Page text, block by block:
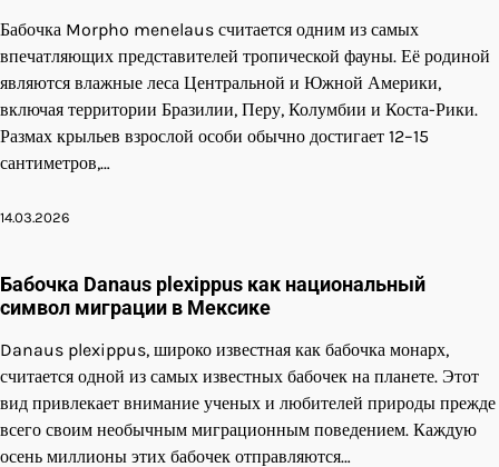
Бабочка Morpho menelaus считается одним из самых
впечатляющих представителей тропической фауны. Её родиной
являются влажные леса Центральной и Южной Америки,
включая территории Бразилии, Перу, Колумбии и Коста-Рики.
Размах крыльев взрослой особи обычно достигает 12–15
сантиметров,…
14.03.2026
Бабочка Danaus plexippus как национальный
символ миграции в Мексике
Danaus plexippus, широко известная как бабочка монарх,
считается одной из самых известных бабочек на планете. Этот
вид привлекает внимание ученых и любителей природы прежде
всего своим необычным миграционным поведением. Каждую
осень миллионы этих бабочек отправляются…